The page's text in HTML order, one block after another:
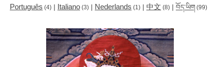
Português (4) | Italiano (3) | Nederlands (1) | 中文 (8) | བོད་ཡིག (99)